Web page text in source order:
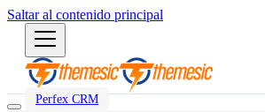
Saltar al contenido principal
Perfex CRM